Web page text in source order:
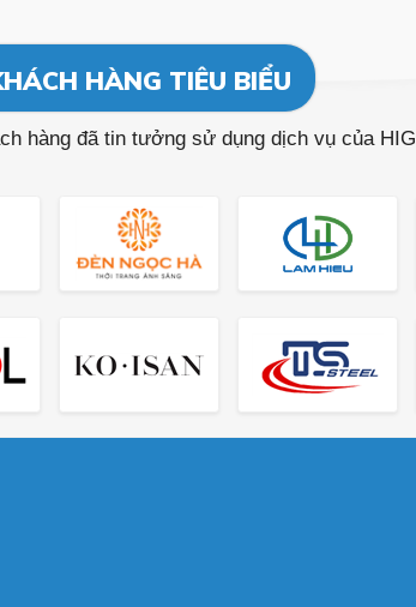
HÀNG TIÊU BIỂU
hàng đã tin tưởng sử dụng dịch vụ của HIG